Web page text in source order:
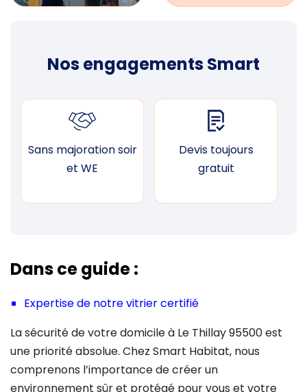
Nos engagements Smart
Sans majoration soir
et WE
Devis toujours
gratuit
Dans ce guide :
Expertise de notre vitrier certifié
La sécurité de votre domicile à Le Thillay 95500 est
une priorité absolue. Chez Smart Habitat, nous
comprenons l’importance de créer un
environnement sûr et protégé pour vous et votre